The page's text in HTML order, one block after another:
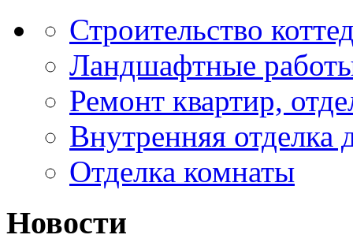
Строительство
Ландшафтные
Ремонт квартир,
Внутренняя отделка
Отделка комнаты
Новости